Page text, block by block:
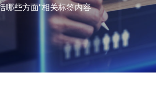
哪些方面"相关标签内容